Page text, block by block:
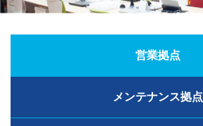
営業拠点
メンテナンス拠点